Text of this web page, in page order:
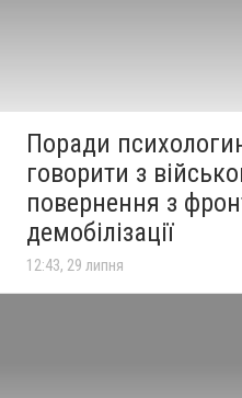
Поради
говорити з
повернення з
демобілізації
12:43, 29 липня